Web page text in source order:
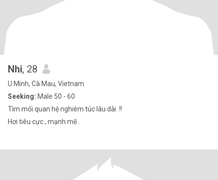
Nhi, 28
U Minh, Cà Mau, Vietnam
Seeking: Male 50 - 60
Tìm mối quan hệ nghiêm túc lâu dài .!!
Hơi tiêu cực , mạnh mẽ .